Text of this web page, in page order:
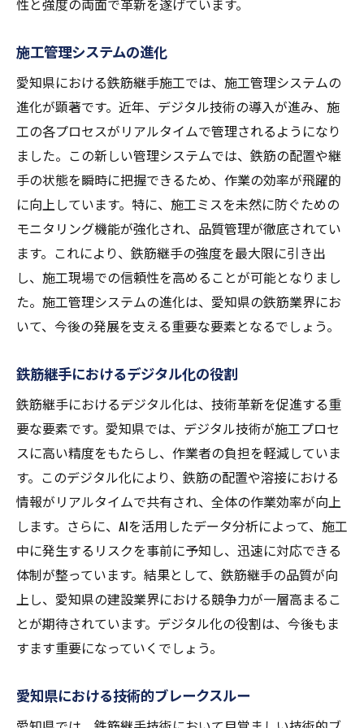
性と強度の両面で革新を遂げています。
施工管理システムの進化
愛知県における鉄筋継手施工では、施工管理システムの
進化が顕著です。近年、デジタル技術の導入が進み、施
工の各プロセスがリアルタイムで管理されるようになり
ました。この新しい管理システムでは、鉄筋の配置や継
手の状態を瞬時に把握できるため、作業の効率が飛躍的
に向上しています。特に、施工ミスを未然に防ぐための
モニタリング機能が強化され、品質管理が徹底されてい
ます。これにより、鉄筋継手の強度を最大限に引き出
し、施工現場での信頼性を高めることが可能となりまし
た。施工管理システムの進化は、愛知県の鉄筋業界にお
いて、今後の発展を支える重要な要素となるでしょう。
鉄筋継手におけるデジタル化の役割
鉄筋継手におけるデジタル化は、技術革新を促進する重
要な要素です。愛知県では、デジタル技術が施工プロセ
スに高い精度をもたらし、作業者の負担を軽減していま
す。このデジタル化により、鉄筋の配置や溶接における
情報がリアルタイムで共有され、全体の作業効率が向上
します。さらに、AIを活用したデータ分析によって、施工
中に発生するリスクを事前に予知し、迅速に対応できる
体制が整っています。結果として、鉄筋継手の品質が向
上し、愛知県の建設業界における競争力が一層高まるこ
とが期待されています。デジタル化の役割は、今後もま
すます重要になっていくでしょう。
愛知県における技術的ブレークスルー